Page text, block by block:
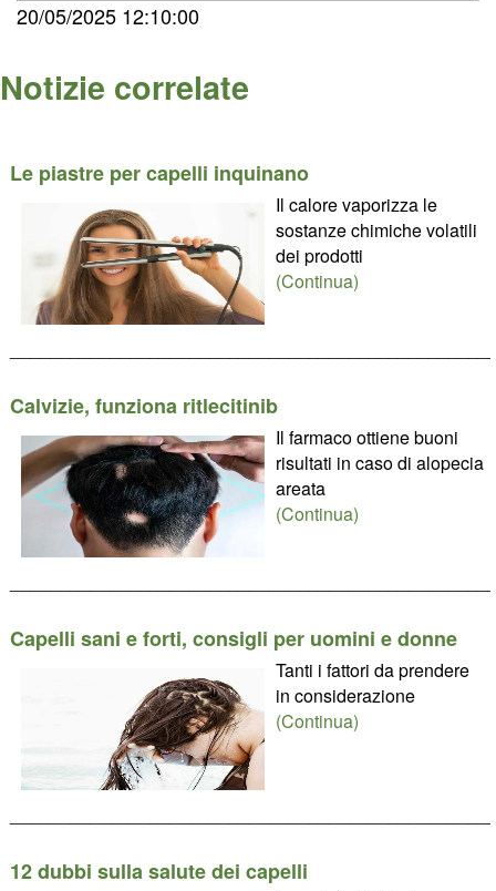
20/05/2025 12:10:00
Notizie correlate
Le piastre per capelli inquinano
Il calore vaporizza le
sostanze chimiche volatili
dei prodotti
(Continua)
Calvizie, funziona ritlecitinib
Il farmaco ottiene buoni
risultati in caso di alopecia
areata
(Continua)
Capelli sani e forti, consigli per uomini e donne
Tanti i fattori da prendere
in considerazione
(Continua)
12 dubbi sulla salute dei capelli